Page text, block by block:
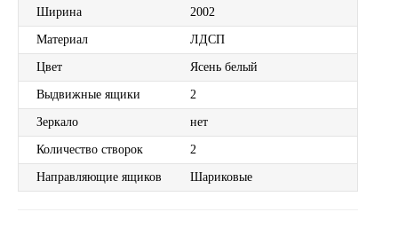
Ширина 2002
Материал ЛДСП
Цвет Ясень белый
Выдвижные ящики 2
Зеркало нет
Количество створок 2
Направляющие ящиков Шариковые